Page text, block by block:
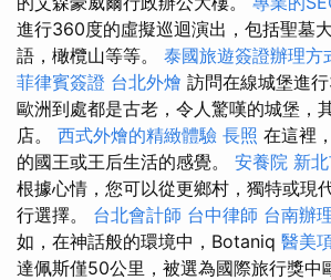
進行360度的虛擬巡迴演出，包括聖墓
語，橄欖山等等。 泰國旅遊簽證辦理方
菲律賓簽證 台北外燴 訪問在線城堡進
歐洲到處都是古老，令人驚嘆的城堡，
店。 西式外燴的精緻體驗 長照 在這裡
的國王或王后生活的感覺。 安養院 新
根據心情，您可以從更鄉村，獨特或現
行選擇。 台北會計師 台中律師 台南辦
如，在神話般的環境中，Botaniq 醫美
達佩斯僅50公里，被選為國際旅行獎中